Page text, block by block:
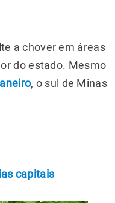
a chover em áreas
do estado. Mesmo
, o sul de Minas
capitais